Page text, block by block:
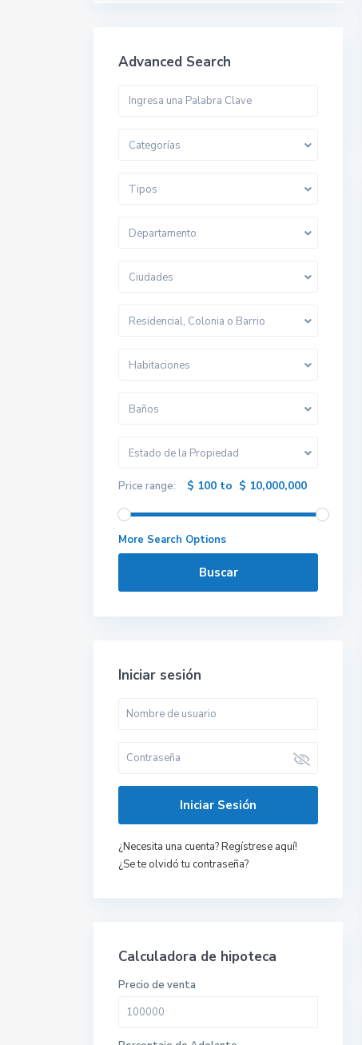
Advanced Search
Categorías
Tipos
Departamento
Ciudades
Residencial, Colonia o Barrio
Habitaciones
Baños
Estado de la Propiedad
Price range: $ 100 to $ 10,000,000
More Search Options
Buscar
Iniciar sesión
Iniciar Sesión
¿Necesita una cuenta? Regístrese aquí!
¿Se te olvidó tu contraseña?
Calculadora de hipoteca
Precio de venta